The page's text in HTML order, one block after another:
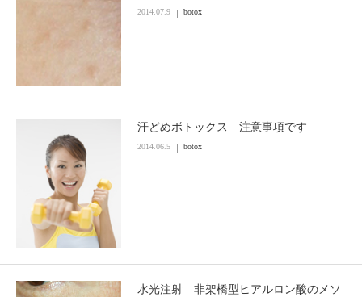
2014.07.9 botox
汗どめボトックス 注意事項です
2014.06.5 botox
水光注射 非架橋型ヒアルロン酸のメソ